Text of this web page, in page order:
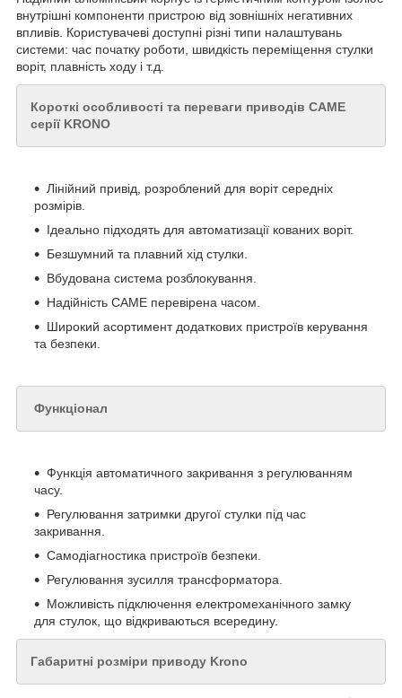
внутрішні компоненти пристрою від зовнішніх негативних
впливів. Користувачеві доступні різні типи налаштувань
системи: час початку роботи, швидкість переміщення стулки
воріт, плавність ходу і т.д.
Короткі особливості та переваги приводів CAME
серії KRONO
Лінійний привід, розроблений для воріт середніх
розмірів.
Ідеально підходять для автоматизації кованих воріт.
Безшумний та плавний хід стулки.
Вбудована система розблокування.
Надійність САМЕ перевірена часом.
Широкий асортимент додаткових пристроїв керування
та безпеки.
Функціонал
Функція автоматичного закривання з регулюванням
часу.
Регулювання затримки другої стулки під час
закривання.
Самодіагностика пристроїв безпеки.
Регулювання зусилля трансформатора.
Можливість підключення електромеханічного замку
для стулок, що відкриваються всередину.
Габаритні розміри приводу Krono